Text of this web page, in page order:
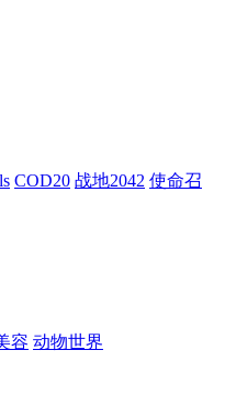
COD20 战地2042 使命召
容 动物世界